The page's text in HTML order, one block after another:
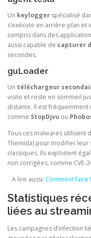
Un keylogger spécialisé
s’exécute en arrière-plan
compris dans des
aussi capable de capturer
secondes.
guLoader
Un téléchargeur
visite et reste en sommeil
distante. Il est
comme StopDjvu ou
Tous ces malwares utilisent
Themida) pour modifier leur
classiques. Ils exploitent
non corrigées, comme
A lire aussi: Comment faire
Statistiques
liées au
Les campagnes d’infection